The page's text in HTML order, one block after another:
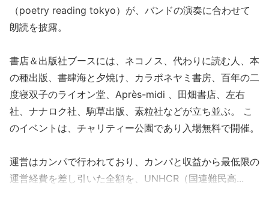
（poetry reading tokyo）が、バンドの演奏に合わせて
朗読を披露。
書店＆出版社ブースには、ネコノス、代わりに読む人、本
の種出版、書肆海と夕焼け、カラポネヤミ書房、百年の二
度寝双子のライオン堂、Après-midi 、田畑書店、左右
社、ナナロク社、駒草出版、素粒社などが立ち並ぶ。 こ
のイベントは、チャリティー公園であり入場無料で開催。
運営はカンパで行われており、カンパと収益から最低限の
運営経費を差し引いた全額を、UNHCR（国連難民高...